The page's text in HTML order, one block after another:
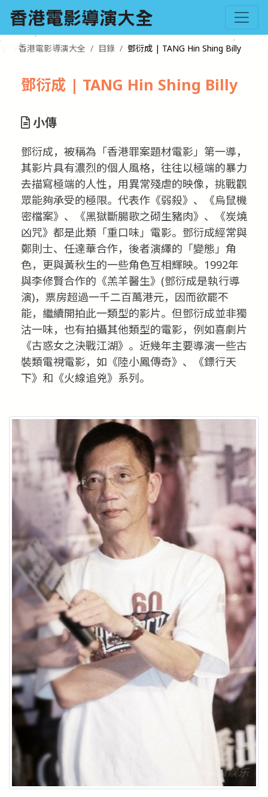
香港電影導演大全 目錄 鄧衍成 | TANG Hin Shing Billy
鄧衍成 | TANG Hin Shing Billy
小傳
鄧衍成，被稱為「香港罪案題材電影」第一導，
其影片具有濃烈的個人風格，往往以極端的暴力
去描寫極端的人性，用異常殘虐的映像，挑戰觀
眾能夠承受的極限。代表作《弱殺》、《烏鼠機
密檔案》、《黑獄斷腸歌之砌生豬肉》、《炭燒
凶咒》都是此類「重口味」電影。鄧衍成經常與
鄭則士、任達華合作，後者演繹的「變態」角
色，更與黃秋生的一些角色互相輝映。1992年
與李修賢合作的《羔羊醫生》(鄧衍成是執行導
演)，票房超過一千二百萬港元，因而欲罷不
能，繼續開拍此一類型的影片。但鄧衍成並非獨
沽一味，也有拍攝其他類型的電影，例如喜劇片
《古惑女之決戰江湖》。近幾年主要導演一些古
裝類電視電影，如《陸小鳳傳奇》、《鏢行天
下》和《火線追兇》系列。